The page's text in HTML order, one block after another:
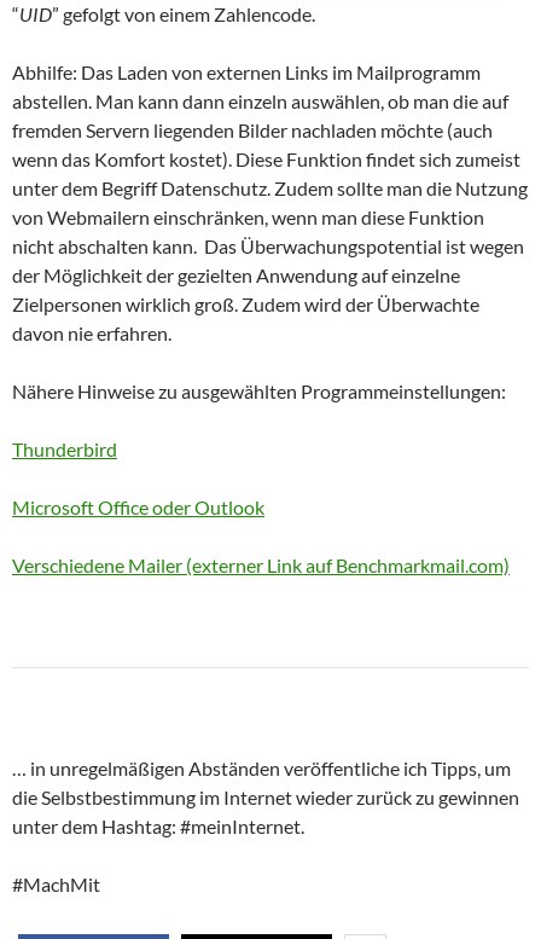
“UID” gefolgt von einem Zahlencode.
Abhilfe: Das Laden von externen Links im Mailprogramm
abstellen. Man kann dann einzeln auswählen, ob man die auf
fremden Servern liegenden Bilder nachladen möchte (auch
wenn das Komfort kostet). Diese Funktion findet sich zumeist
unter dem Begriff Datenschutz. Zudem sollte man die Nutzung
von Webmailern einschränken, wenn man diese Funktion
nicht abschalten kann. Das Überwachungspotential ist wegen
der Möglichkeit der gezielten Anwendung auf einzelne
Zielpersonen wirklich groß. Zudem wird der Überwachte
davon nie erfahren.
Nähere Hinweise zu ausgewählten Programmeinstellungen:
Thunderbird
Microsoft Office oder Outlook
Verschiedene Mailer (externer Link auf Benchmarkmail.com)
… in unregelmäßigen Abständen veröffentliche ich Tipps, um
die Selbstbestimmung im Internet wieder zurück zu gewinnen
unter dem Hashtag: #meinInternet.
#MachMit